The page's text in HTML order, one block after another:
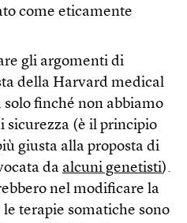
come eticamente
gli argomenti di
della Harvard medical
finché non abbiamo
sicurezza (è il principio
giusta alla proposta di
da alcuni genetisti).
nel modificare la
terapie somatiche sono